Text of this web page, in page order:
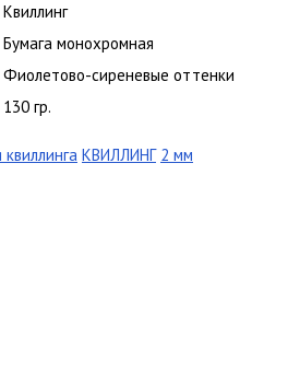
Квиллинг
Бумага монохромная
Фиолетово-сиреневые оттенки
130 гр.
КВИЛЛИНГ 2 мм